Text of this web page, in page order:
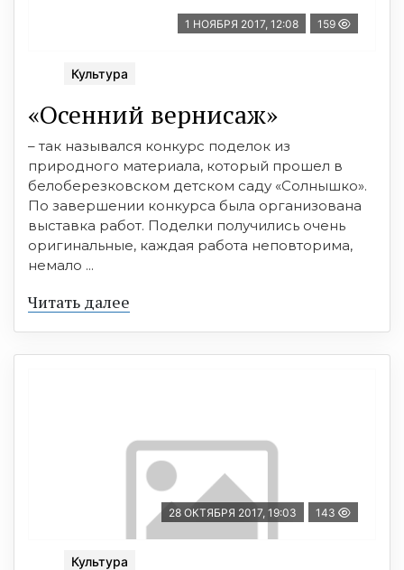
1 НОЯБРЯ 2017, 12:08 159
Культура
«Осенний вернисаж»
– так назывался конкурс поделок из
природного материала, который прошел в
белоберезковском детском саду «Солнышко».
По завершении конкурса была организована
выставка работ. Поделки получились очень
оригинальные, каждая работа неповторима,
немало ...
Читать далее
28 ОКТЯБРЯ 2017, 19:03 143
Культура